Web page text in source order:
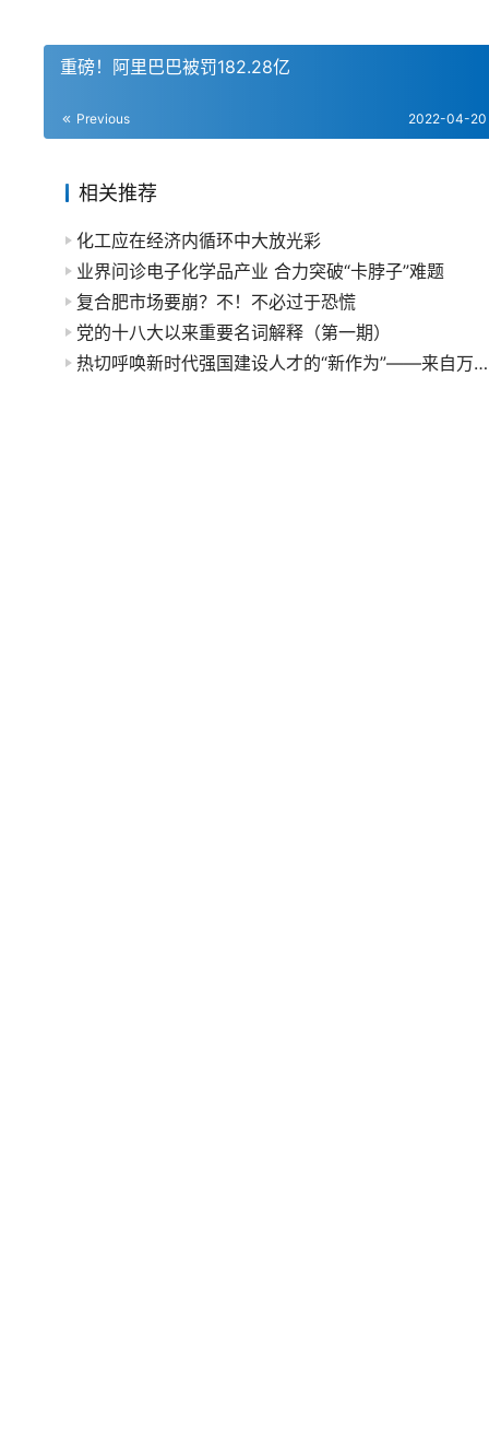
重磅！阿里巴巴被罚182.28亿
Previous 2022-04-20
相关推荐
化工应在经济内循环中大放光彩
业界问诊电子化学品产业 合力突破“卡脖子”难题
复合肥市场要崩？不！不必过于恐慌
党的十八大以来重要名词解释（第一期）
热切呼唤新时代强国建设人才的“新作为”——来自万华化学等5家化工企业的调研报告